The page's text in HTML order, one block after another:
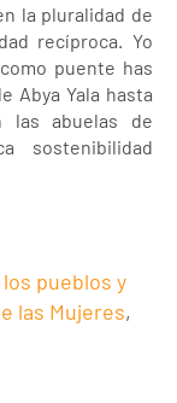
la pluralidad de
recíproca. Yo
puente has
Abya Yala hasta
las abuelas de
sostenibilidad
pueblos y
las Mujeres,